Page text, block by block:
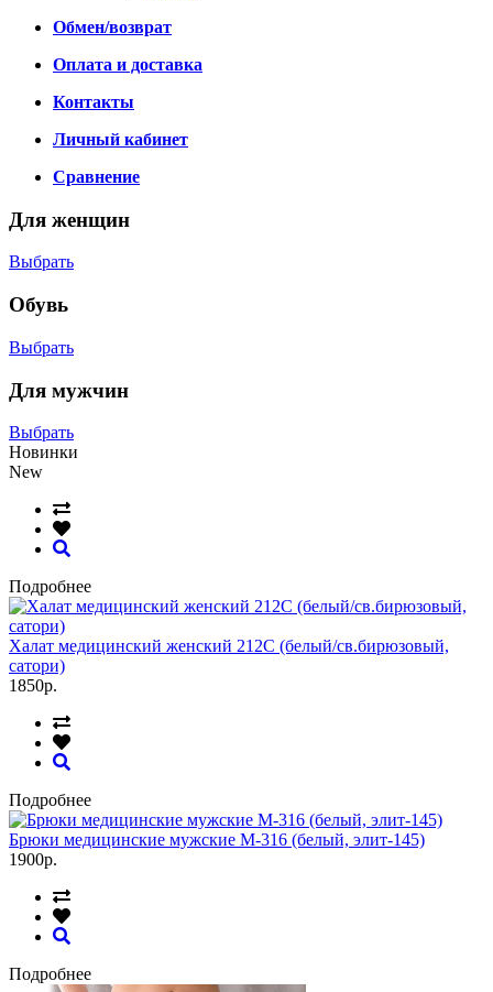
Обмен/возврат
Оплата и доставка
Контакты
Личный кабинет
Сравнение
Для женщин
Выбрать
Обувь
Выбрать
Для мужчин
Выбрать
Новинки
New
Подробнее
Халат медицинский женский 212С (белый/св.бирюзовый,
сатори)
1850р.
Подробнее
Брюки медицинские мужские М-316 (белый, элит-145)
1900р.
Подробнее